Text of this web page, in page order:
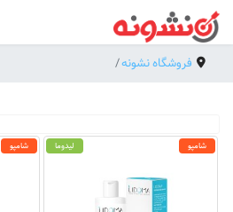
فروشگاه نشونه
شامپو لیدوما شامپو